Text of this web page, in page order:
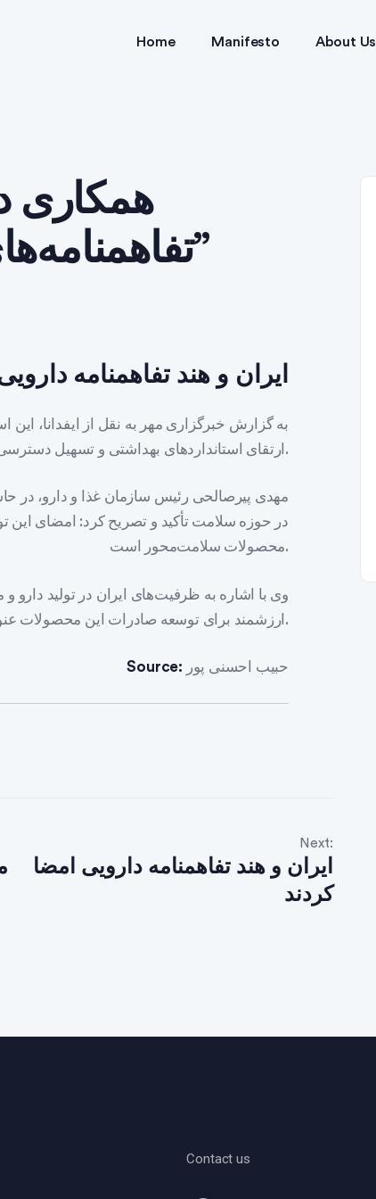
Home Manifesto About Us
تفاهمنامه‌های بهداشتی و غذایی”
ایران و هند تفاهمنامه
به گزارش خبرگزاری مهر به نقل از ایفدانا، این
ارتقای استانداردهای بهداشتی و تسهیل دسترسی به محصولات دارویی و غذایی منعقد شد.
مهدی پیرصالحی رئیس سازمان غذا و دارو، در
در حوزه سلامت تأکید و تصریح کرد: امضای این
محصولات سلامت‌محور است.
وی با اشاره به ظرفیت‌های ایران در تولید دارو
ارزشمند برای توسعه صادرات این محصولات عنوان کرد.
Source: حبیب احسنی پور
Next:
ایران و هند تفاهمنامه دارویی امضا
کردند
Contact us